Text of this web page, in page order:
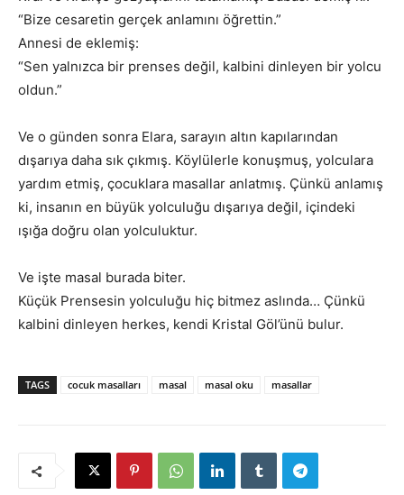
“Bize cesaretin gerçek anlamını öğrettin.”
Annesi de eklemiş:
“Sen yalnızca bir prenses değil, kalbini dinleyen bir yolcu
oldun.”
Ve o günden sonra Elara, sarayın altın kapılarından
dışarıya daha sık çıkmış. Köylülerle konuşmuş, yolculara
yardım etmiş, çocuklara masallar anlatmış. Çünkü anlamış
ki, insanın en büyük yolculuğu dışarıya değil, içindeki
ışığa doğru olan yolculuktur.
Ve işte masal burada biter.
Küçük Prensesin yolculuğu hiç bitmez aslında… Çünkü
kalbini dinleyen herkes, kendi Kristal Göl’ünü bulur.
TAGS cocuk masalları masal masal oku masallar